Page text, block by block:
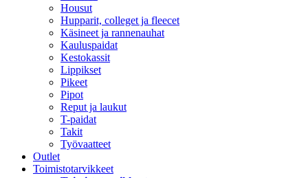
Housut
Hupparit, colleget ja fleecet
Käsineet ja rannenauhat
Kauluspaidat
Kestokassit
Lippikset
Pikeet
Pipot
Reput ja laukut
T-paidat
Takit
Työvaatteet
Outlet
Toimistotarvikkeet